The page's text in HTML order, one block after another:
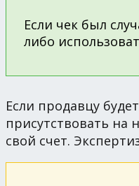
Если чек был
либо
Если продавцу
присутствовать на
свой счет.